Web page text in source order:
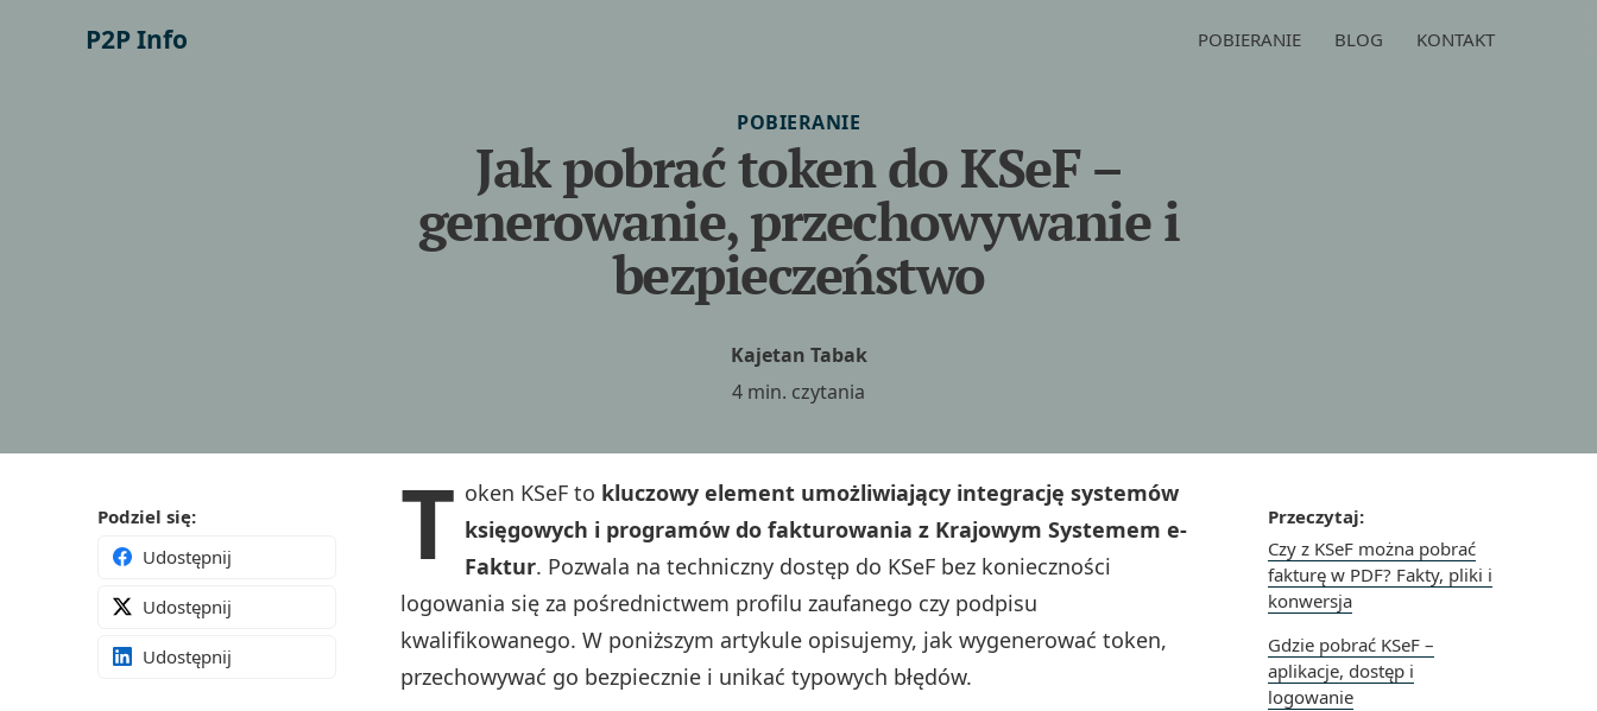
P2P Info POBIERANIE BLOG KONTAKT
POBIERANIE
Jak pobrać token do KSeF –
generowanie, przechowywanie i
bezpieczeństwo
Kajetan Tabak
4 min. czytania
Przeczytaj:
Czy z KSeF można pobrać
fakturę w PDF? Fakty, pliki i
konwersja
Gdzie pobrać KSeF –
aplikacje, dostęp i
logowanie
Podziel się:
Udostępnij
Udostępnij
Udostępnij
T oken KSeF to kluczowy element umożliwiający integrację systemów
księgowych i programów do fakturowania z Krajowym Systemem e-
Faktur. Pozwala na techniczny dostęp do KSeF bez konieczności
logowania się za pośrednictwem profilu zaufanego czy podpisu
kwalifikowanego. W poniższym artykule opisujemy, jak wygenerować token,
przechowywać go bezpiecznie i unikać typowych błędów.